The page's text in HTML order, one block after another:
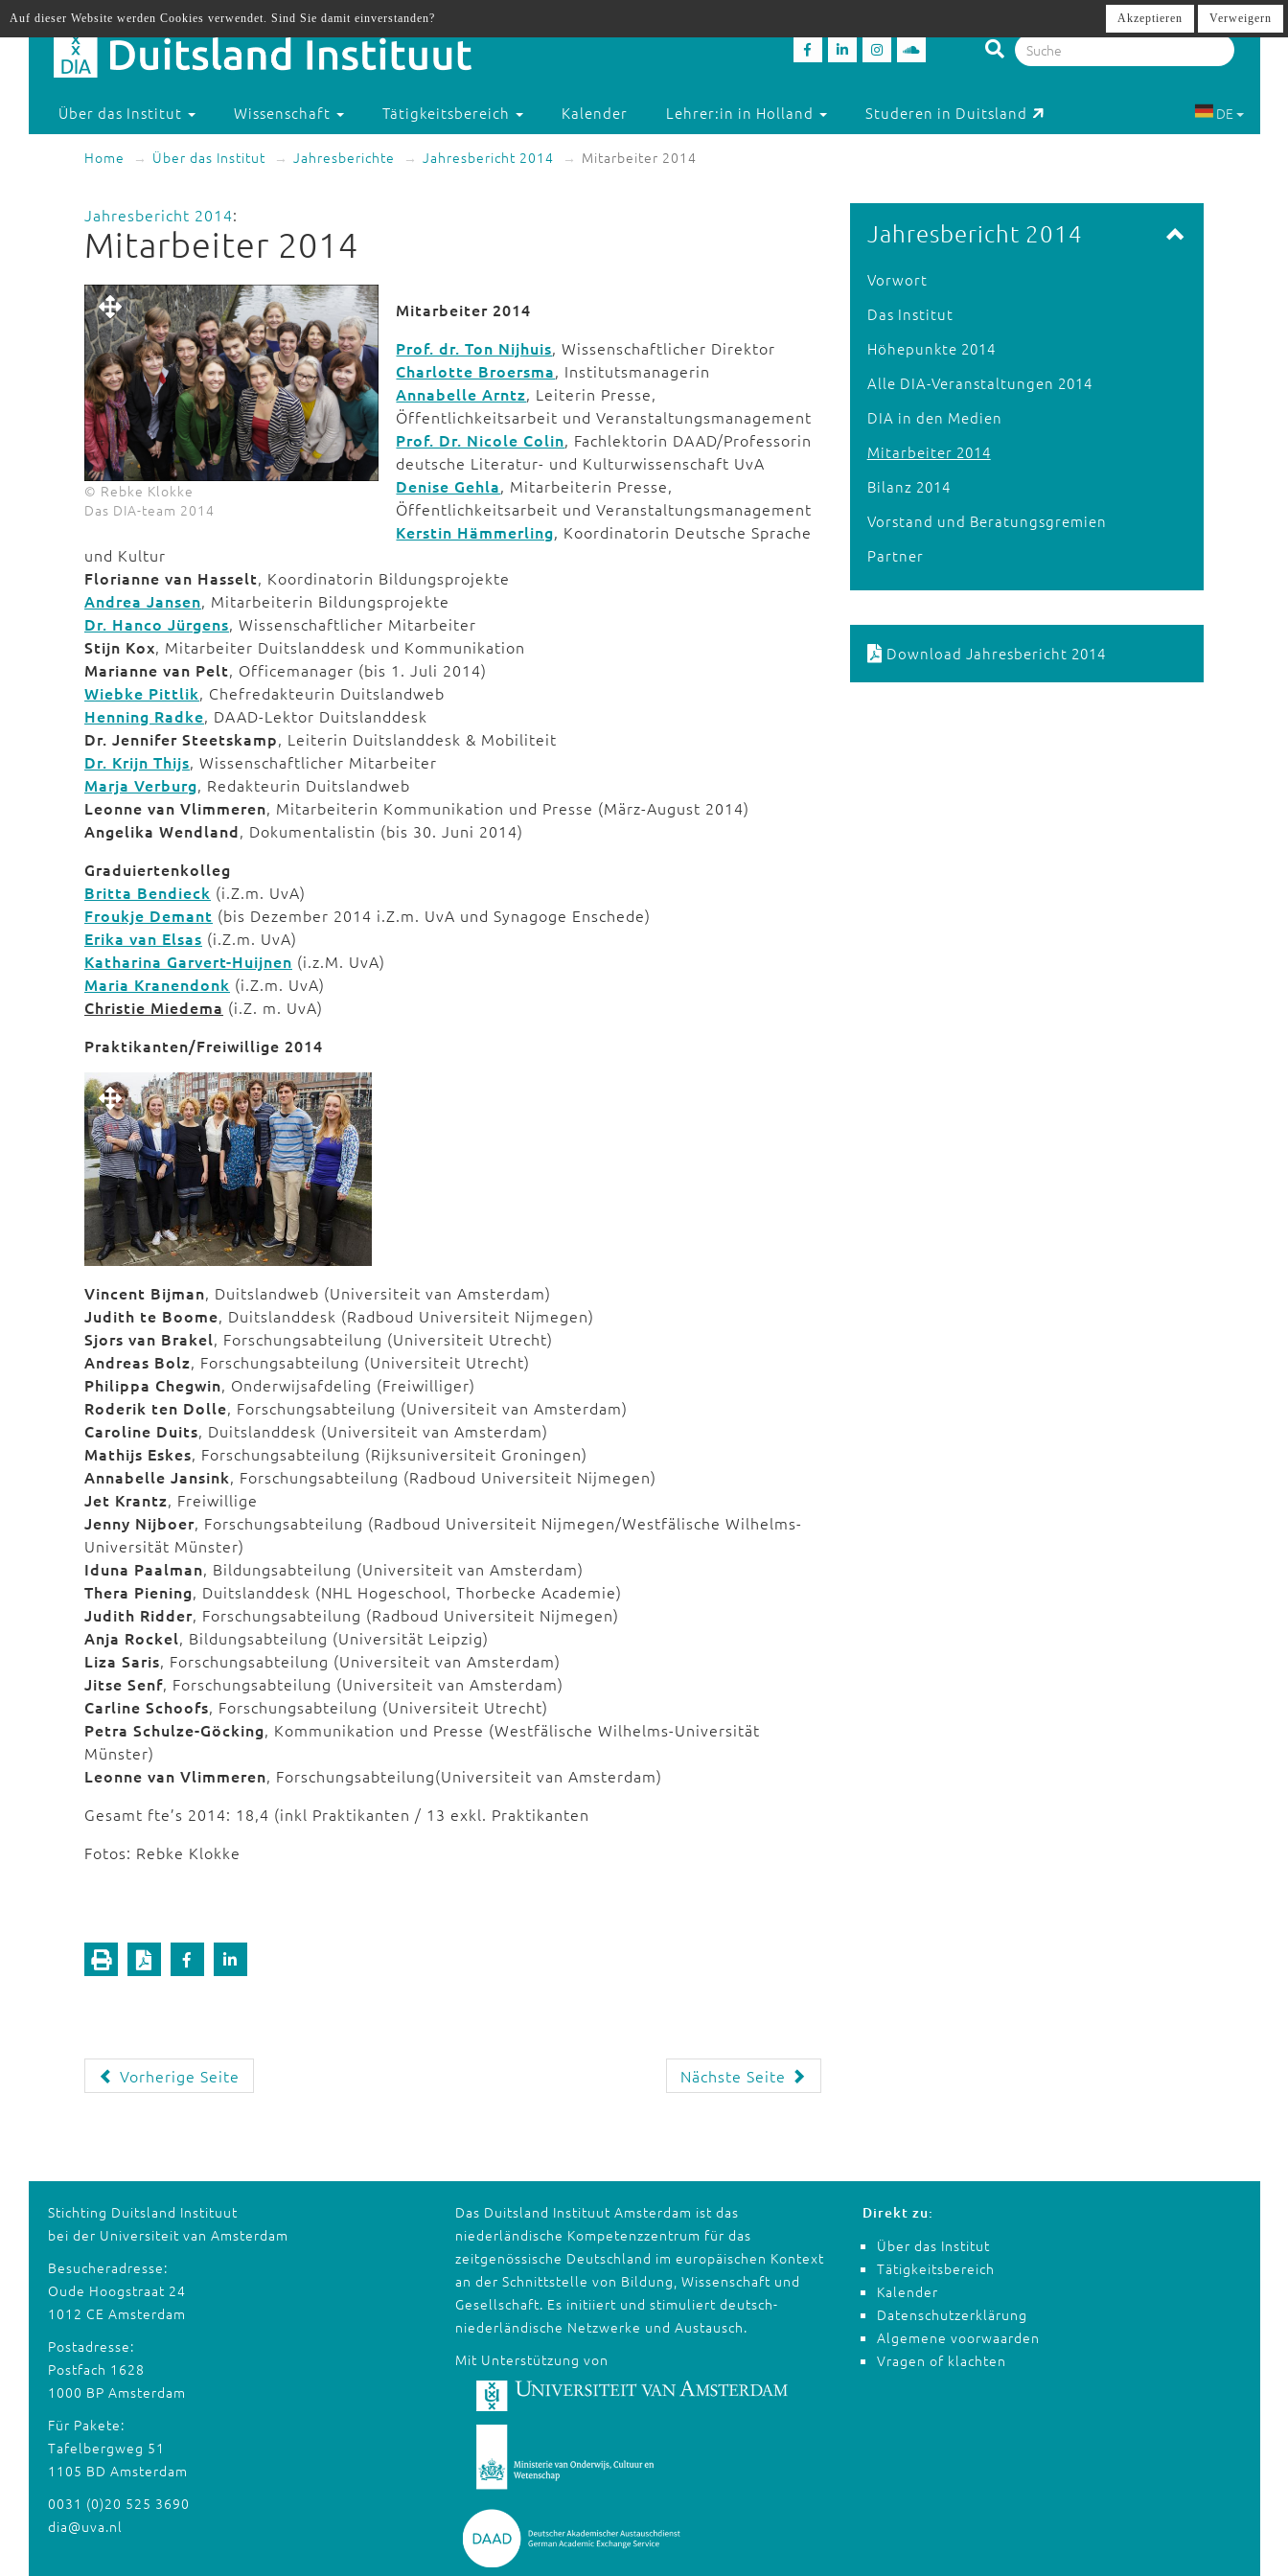
Über das Institut Wissenschaft Tätigkeitsbereich Kalender Lehrer:in in Holland Studeren in Duitsland DE
Home Über das Institut Jahresberichte Jahresbericht 2014 Mitarbeiter 2014
Jahresbericht 2014:
Mitarbeiter 2014
© Rebke Klokke
Das DIA-team 2014
Mitarbeiter 2014
Prof. dr. Ton Nijhuis, Wissenschaftlicher Direktor
Charlotte Broersma, Institutsmanagerin
Annabelle Arntz, Leiterin Presse,
Öffentlichkeitsarbeit und Veranstaltungsmanagement
Prof. Dr. Nicole Colin, Fachlektorin DAAD/Professorin
deutsche Literatur- und Kulturwissenschaft UvA
Denise Gehla, Mitarbeiterin Presse,
Öffentlichkeitsarbeit und Veranstaltungsmanagement
Kerstin Hämmerling, Koordinatorin Deutsche Sprache
und Kultur
Florianne van Hasselt, Koordinatorin Bildungsprojekte
Andrea Jansen, Mitarbeiterin Bildungsprojekte
Dr. Hanco Jürgens, Wissenschaftlicher Mitarbeiter
Stijn Kox, Mitarbeiter Duitslanddesk und Kommunikation
Marianne van Pelt, Officemanager (bis 1. Juli 2014)
Wiebke Pittlik, Chefredakteurin Duitslandweb
Henning Radke, DAAD-Lektor Duitslanddesk
Dr. Jennifer Steetskamp, Leiterin Duitslanddesk & Mobiliteit
Dr. Krijn Thijs, Wissenschaftlicher Mitarbeiter
Marja Verburg, Redakteurin Duitslandweb
Leonne van Vlimmeren, Mitarbeiterin Kommunikation und Presse (März-August 2014)
Angelika Wendland, Dokumentalistin (bis 30. Juni 2014)
Graduiertenkolleg
Britta Bendieck (i.Z.m. UvA)
Froukje Demant (bis Dezember 2014 i.Z.m. UvA und Synagoge Enschede)
Erika van Elsas (i.Z.m. UvA)
Katharina Garvert-Huijnen (i.z.M. UvA)
Maria Kranendonk (i.Z.m. UvA)
Christie Miedema (i.Z. m. UvA)
Praktikanten/Freiwillige 2014
Vincent Bijman, Duitslandweb (Universiteit van Amsterdam)
Judith te Boome, Duitslanddesk (Radboud Universiteit Nijmegen)
Sjors van Brakel, Forschungsabteilung (Universiteit Utrecht)
Andreas Bolz, Forschungsabteilung (Universiteit Utrecht)
Philippa Chegwin, Onderwijsafdeling (Freiwilliger)
Roderik ten Dolle, Forschungsabteilung (Universiteit van Amsterdam)
Caroline Duits, Duitslanddesk (Universiteit van Amsterdam)
Mathijs Eskes, Forschungsabteilung (Rijksuniversiteit Groningen)
Annabelle Jansink, Forschungsabteilung (Radboud Universiteit Nijmegen)
Jet Krantz, Freiwillige
Jenny Nijboer, Forschungsabteilung (Radboud Universiteit Nijmegen/Westfälische Wilhelms-
Universität Münster)
Iduna Paalman, Bildungsabteilung (Universiteit van Amsterdam)
Thera Piening, Duitslanddesk (NHL Hogeschool, Thorbecke Academie)
Judith Ridder, Forschungsabteilung (Radboud Universiteit Nijmegen)
Anja Rockel, Bildungsabteilung (Universität Leipzig)
Liza Saris, Forschungsabteilung (Universiteit van Amsterdam)
Jitse Senf, Forschungsabteilung (Universiteit van Amsterdam)
Carline Schoofs, Forschungsabteilung (Universiteit Utrecht)
Petra Schulze-Göcking, Kommunikation und Presse (Westfälische Wilhelms-Universität
Münster)
Leonne van Vlimmeren, Forschungsabteilung(Universiteit van Amsterdam)
Gesamt fte’s 2014: 18,4 (inkl Praktikanten / 13 exkl. Praktikanten
Fotos: Rebke Klokke
Vorherige Seite Nächste Seite
Jahresbericht 2014
Vorwort
Das Institut
Höhepunkte 2014
Alle DIA-Veranstaltungen 2014
DIA in den Medien
Mitarbeiter 2014
Bilanz 2014
Vorstand und Beratungsgremien
Partner
Download Jahresbericht 2014
Stichting Duitsland Instituut
bei der Universiteit van Amsterdam
Besucheradresse:
Oude Hoogstraat 24
1012 CE Amsterdam
Postadresse:
Postfach 1628
1000 BP Amsterdam
Für Pakete:
Tafelbergweg 51
1105 BD Amsterdam
0031 (0)20 525 3690
dia@uva.nl
Das Duitsland Instituut Amsterdam ist das
niederländische Kompetenzzentrum für das
zeitgenössische Deutschland im europäischen Kontext
an der Schnittstelle von Bildung, Wissenschaft und
Gesellschaft. Es initiiert und stimuliert deutsch-
niederländische Netzwerke und Austausch.
Mit Unterstützung von
Direkt zu:
Über das Institut
Tätigkeitsbereich
Kalender
Datenschutzerklärung
Algemene voorwaarden
Vragen of klachten
Auf dieser Website werden Cookies verwendet. Sind Sie damit einverstanden? Akzeptieren Verweigern